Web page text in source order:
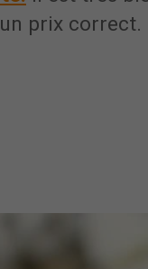
prix correct.